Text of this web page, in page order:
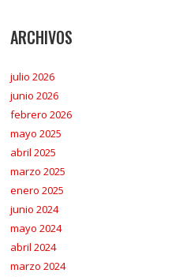
ARCHIVOS
julio 2026
junio 2026
febrero 2026
mayo 2025
abril 2025
marzo 2025
enero 2025
junio 2024
mayo 2024
abril 2024
marzo 2024